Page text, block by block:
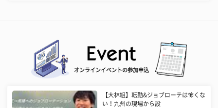
オンラインイベントの参加申込
【大林組】転勤&ジョブローテは怖くな
い！九州の現場から設